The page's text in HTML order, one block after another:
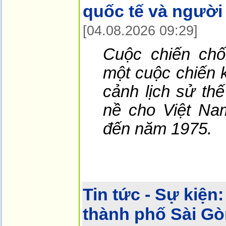
quốc tế và người
[04.08.2026 09:29]
Cuộc chiến
một cuộc chiến
cảnh lịch sử
nề cho Việt
đến năm 1975.
Tin tức - Sự kiện:
thành phố Sài